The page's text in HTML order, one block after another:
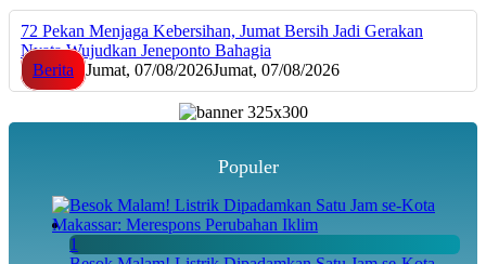
72 Pekan Menjaga Kebersihan, Jumat Bersih Jadi Gerakan
Nyata Wujudkan Jeneponto Bahagia
Berita
Jumat, 07/08/2026Jumat, 07/08/2026
Populer
1